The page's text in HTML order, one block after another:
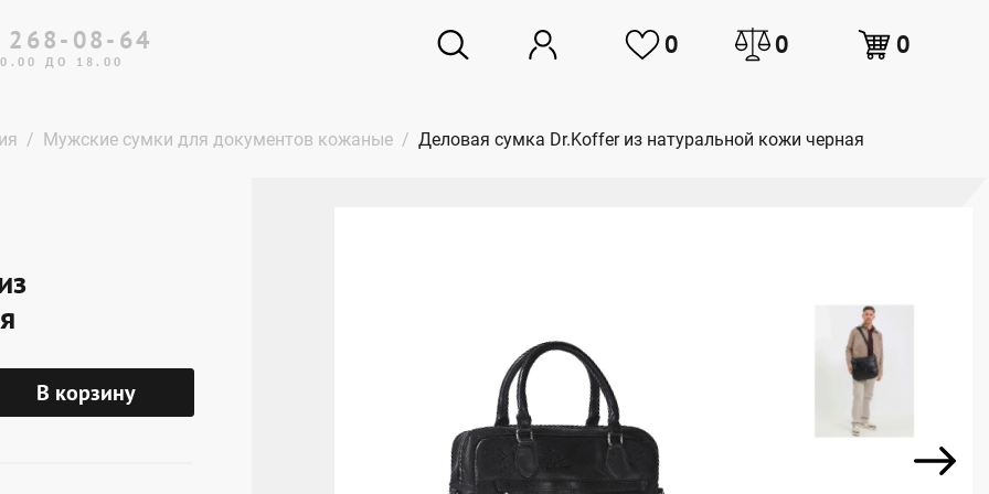
268-08-64
ДО 18.00
0 0 0
Мужские сумки для документов кожаные Деловая сумка Dr.Koffer из натуральной кожи черная
В корзину